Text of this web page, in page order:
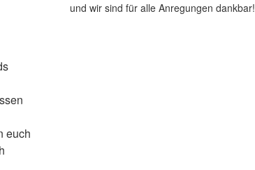
euch
und wir sind für alle Anregungen dankbar!